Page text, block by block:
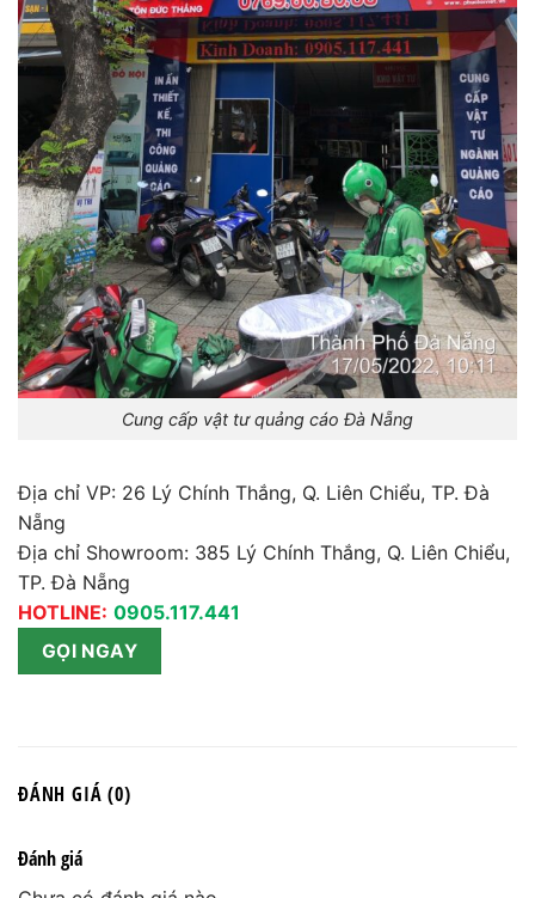
Cung cấp vật tư quảng cáo Đà Nẵng
Địa chỉ VP: 26 Lý Chính Thắng, Q. Liên Chiểu, TP. Đà
Nẵng
Địa chỉ Showroom: 385 Lý Chính Thắng, Q. Liên Chiểu,
TP. Đà Nẵng
HOTLINE: 0905.117.441
GỌI NGAY
ĐÁNH GIÁ (0)
Đánh giá